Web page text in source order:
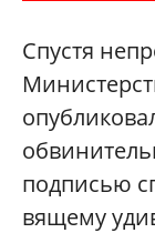
Спустя
подписью
вящему